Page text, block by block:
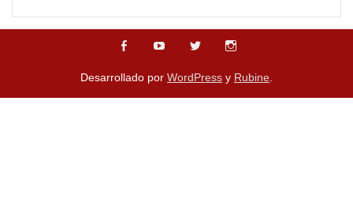
Desarrollado por WordPress y Rubine